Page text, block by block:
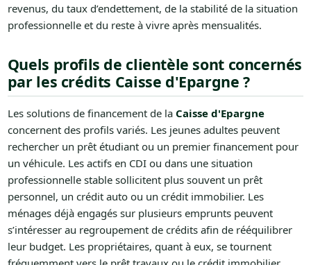
revenus, du taux d’endettement, de la stabilité de la situation
professionnelle et du reste à vivre après mensualités.
Quels profils de clientèle sont concernés
par les crédits Caisse d'Epargne ?
Les solutions de financement de la Caisse d'Epargne
concernent des profils variés. Les jeunes adultes peuvent
rechercher un prêt étudiant ou un premier financement pour
un véhicule. Les actifs en CDI ou dans une situation
professionnelle stable sollicitent plus souvent un prêt
personnel, un crédit auto ou un crédit immobilier. Les
ménages déjà engagés sur plusieurs emprunts peuvent
s’intéresser au regroupement de crédits afin de rééquilibrer
leur budget. Les propriétaires, quant à eux, se tournent